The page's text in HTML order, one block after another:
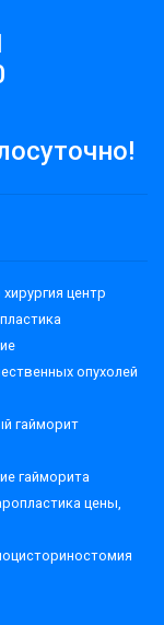
центр
опухолей
гайморит
гайморита
цены,